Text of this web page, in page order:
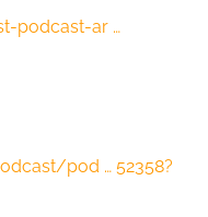
podcast-ar …
pod … 52358?